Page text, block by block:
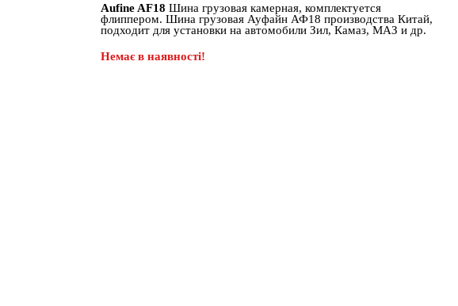
Aufine AF18 Шина грузовая камерная, комплектуется
флиппером. Шина грузовая Ауфайн АФ18 производства Китай,
подходит для установки на автомобили Зил, Камаз, МАЗ и др.
Немає в наявності!